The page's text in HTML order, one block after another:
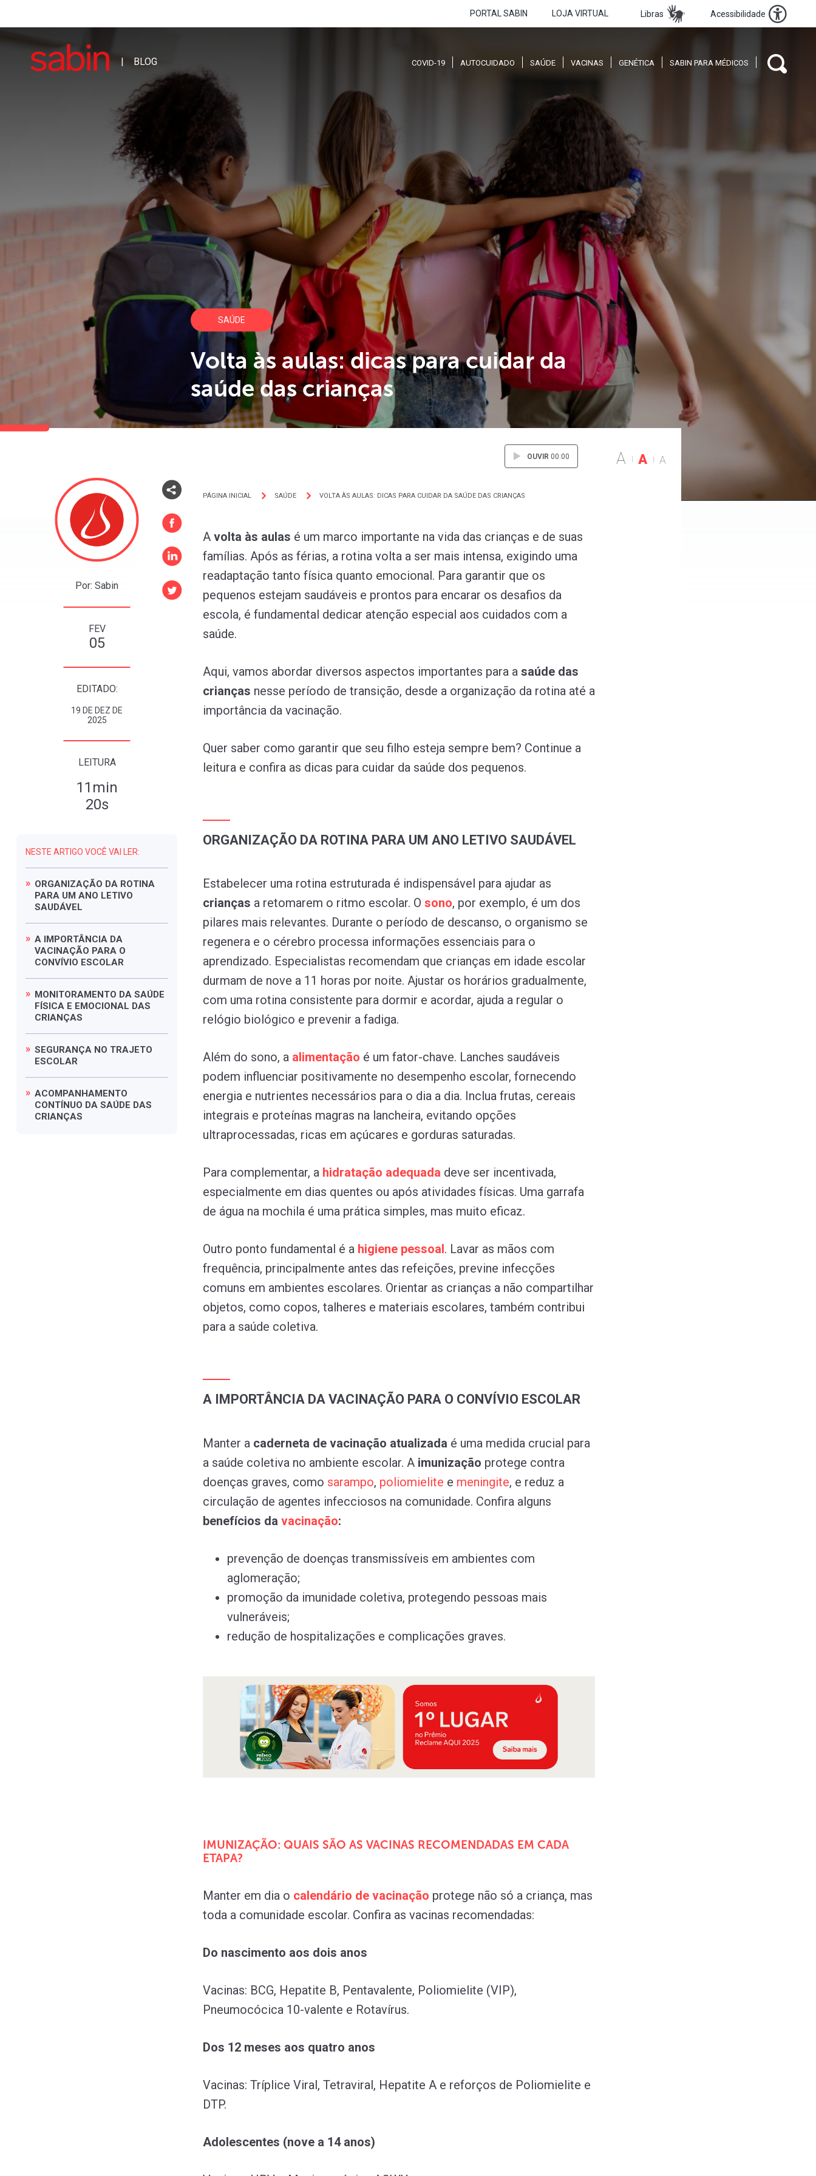
PORTAL SABIN LOJA VIRTUAL Libras Acessibilidade
COVID-19 AUTOCUIDADO SAÚDE VACINAS GENÉTICA SABIN PARA MÉDICOS
SAÚDE
Volta às aulas: dicas para cuidar da
saúde das crianças
Por: Sabin
FEV
05
EDITADO:
19 DE DEZ DE
2025
LEITURA
11min
20s
NESTE ARTIGO VOCÊ VAI LER:
ORGANIZAÇÃO DA ROTINA
PARA UM ANO LETIVO
SAUDÁVEL
A IMPORTÂNCIA DA
VACINAÇÃO PARA O
CONVÍVIO ESCOLAR
MONITORAMENTO DA SAÚDE
FÍSICA E EMOCIONAL DAS
CRIANÇAS
SEGURANÇA NO TRAJETO
ESCOLAR
ACOMPANHAMENTO
CONTÍNUO DA SAÚDE DAS
CRIANÇAS
PÁGINA INICIAL SAÚDE VOLTA ÀS AULAS: DICAS PARA CUIDAR DA SAÚDE DAS CRIANÇAS
OUVIR 00:00 A A A
A volta às aulas é um marco importante na vida das crianças e de suas
famílias. Após as férias, a rotina volta a ser mais intensa, exigindo uma
readaptação tanto física quanto emocional. Para garantir que os
pequenos estejam saudáveis e prontos para encarar os desafios da
escola, é fundamental dedicar atenção especial aos cuidados com a
saúde.
Aqui, vamos abordar diversos aspectos importantes para a saúde das
crianças nesse período de transição, desde a organização da rotina até a
importância da vacinação.
Quer saber como garantir que seu filho esteja sempre bem? Continue a
leitura e confira as dicas para cuidar da saúde dos pequenos.
ORGANIZAÇÃO DA ROTINA PARA UM ANO LETIVO SAUDÁVEL
Estabelecer uma rotina estruturada é indispensável para ajudar as
crianças a retomarem o ritmo escolar. O sono, por exemplo, é um dos
pilares mais relevantes. Durante o período de descanso, o organismo se
regenera e o cérebro processa informações essenciais para o
aprendizado. Especialistas recomendam que crianças em idade escolar
durmam de nove a 11 horas por noite. Ajustar os horários gradualmente,
com uma rotina consistente para dormir e acordar, ajuda a regular o
relógio biológico e prevenir a fadiga.
Além do sono, a alimentação é um fator-chave. Lanches saudáveis
podem influenciar positivamente no desempenho escolar, fornecendo
energia e nutrientes necessários para o dia a dia. Inclua frutas, cereais
integrais e proteínas magras na lancheira, evitando opções
ultraprocessadas, ricas em açúcares e gorduras saturadas.
Para complementar, a hidratação adequada deve ser incentivada,
especialmente em dias quentes ou após atividades físicas. Uma garrafa
de água na mochila é uma prática simples, mas muito eficaz.
Outro ponto fundamental é a higiene pessoal. Lavar as mãos com
frequência, principalmente antes das refeições, previne infecções
comuns em ambientes escolares. Orientar as crianças a não compartilhar
objetos, como copos, talheres e materiais escolares, também contribui
para a saúde coletiva.
A IMPORTÂNCIA DA VACINAÇÃO PARA O CONVÍVIO ESCOLAR
Manter a caderneta de vacinação atualizada é uma medida crucial para
a saúde coletiva no ambiente escolar. A imunização protege contra
doenças graves, como sarampo, poliomielite e meningite, e reduz a
circulação de agentes infecciosos na comunidade. Confira alguns
benefícios da vacinação:
prevenção de doenças transmissíveis em ambientes com
aglomeração;
promoção da imunidade coletiva, protegendo pessoas mais
vulneráveis;
redução de hospitalizações e complicações graves.
IMUNIZAÇÃO: QUAIS SÃO AS VACINAS RECOMENDADAS EM CADA
ETAPA?
Manter em dia o calendário de vacinação protege não só a criança, mas
toda a comunidade escolar. Confira as vacinas recomendadas:
Do nascimento aos dois anos
Vacinas: BCG, Hepatite B, Pentavalente, Poliomielite (VIP),
Pneumocócica 10-valente e Rotavírus.
Dos 12 meses aos quatro anos
Vacinas: Tríplice Viral, Tetraviral, Hepatite A e reforços de Poliomielite e
DTP.
Adolescentes (nove a 14 anos)